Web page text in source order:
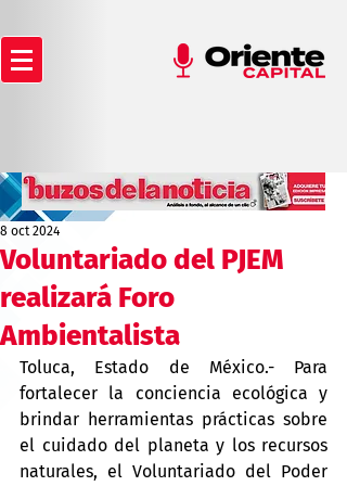
Voluntariado del PJEM
realizará Foro
Ambientalista
8 oct 2024
Toluca, Estado de México.- Para
fortalecer la conciencia ecológica y
brindar herramientas prácticas sobre
el cuidado del planeta y los recursos
naturales, el Voluntariado del Poder